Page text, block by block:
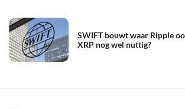
SWIFT bouwt waar Ripple
XRP nog wel nuttig?